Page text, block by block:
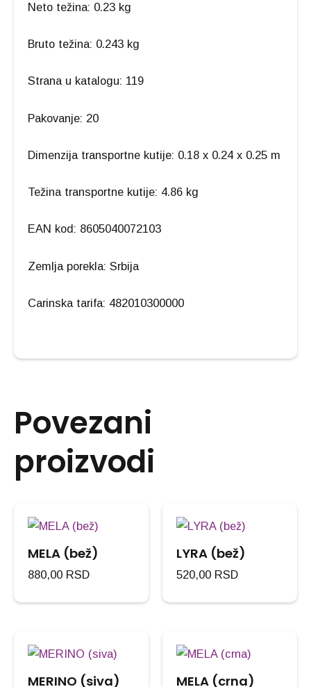
Neto težina: 0.23 kg
Bruto težina: 0.243 kg
Strana u katalogu: 119
Pakovanje: 20
Dimenzija transportne kutije: 0.18 x 0.24 x 0.25 m
Težina transportne kutije: 4.86 kg
EAN kod: 8605040072103
Zemlja porekla: Srbija
Carinska tarifa: 482010300000
Povezani
proizvodi
MELA (bež)
880,00 RSD
LYRA (bež)
520,00 RSD
MERINO (siva) MELA (crna)